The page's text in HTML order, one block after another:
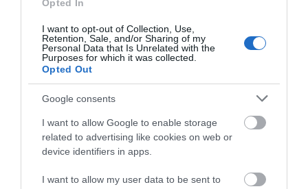
Opted In
I want to opt-out of Collection, Use,
Retention, Sale, and/or Sharing of my
Personal Data that Is Unrelated with the
Purposes for which it was collected.
Opted Out
Google consents
I want to allow Google to enable storage
related to advertising like cookies on web or
device identifiers in apps.
I want to allow my user data to be sent to
Εύβοια: Σε αυτό το γραφικό χωριό
μοίρασαν Κεσκέσι τη
Μεταμόρφωση του Σωτήρος
07.08.2026 | 09:00
ρεύμα σήμερα στην Εύβοια
κρούσματα στην
20 ασθενείς σε
νοσηλεία
Αυγούστου
Καφές: Τα οφέλη της
Έπαθε ηλεκτροπληξία